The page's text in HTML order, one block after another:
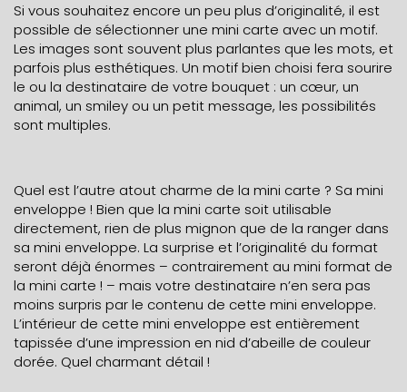
Si vous souhaitez encore un peu plus d’originalité, il est
possible de sélectionner une mini carte avec un motif.
Les images sont souvent plus parlantes que les mots, et
parfois plus esthétiques. Un motif bien choisi fera sourire
le ou la destinataire de votre bouquet : un cœur, un
animal, un smiley ou un petit message, les possibilités
sont multiples.
Quel est l’autre atout charme de la mini carte ? Sa mini
enveloppe ! Bien que la mini carte soit utilisable
directement, rien de plus mignon que de la ranger dans
sa mini enveloppe. La surprise et l’originalité du format
seront déjà énormes – contrairement au mini format de
la mini carte ! – mais votre destinataire n’en sera pas
moins surpris par le contenu de cette mini enveloppe.
L’intérieur de cette mini enveloppe est entièrement
tapissée d’une impression en nid d’abeille de couleur
dorée. Quel charmant détail !